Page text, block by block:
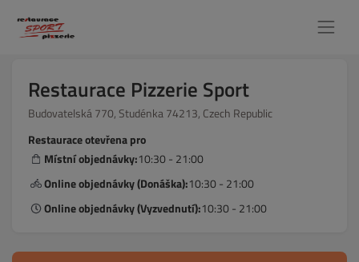
Restaurace Pizzerie Sport
Budovatelská 770, Studénka 74213, Czech Republic
Restaurace otevřena pro
Místní objednávky:10:30 - 21:00
Online objednávky (Donáška):10:30 - 21:00
Online objednávky (Vyzvednutí):10:30 - 21:00